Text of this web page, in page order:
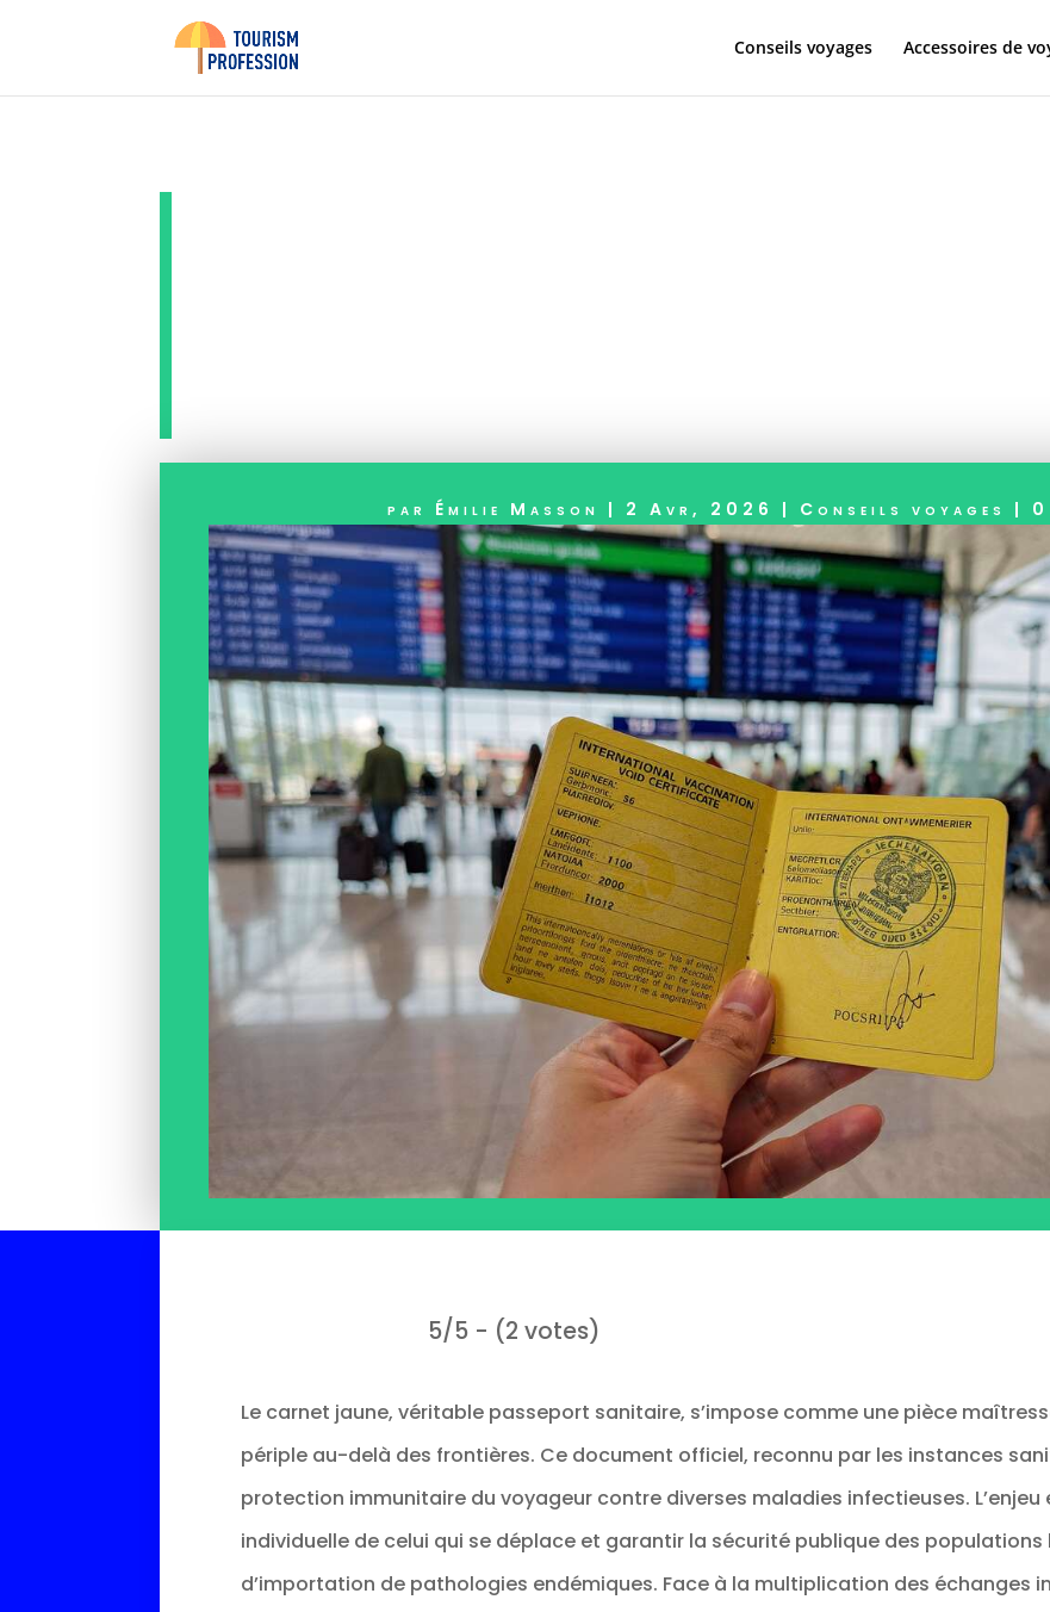
Conseils voyages Accessoires de
par Émilie Masson | 2 Avr, 2026 | Conseils voyages |
5/5 - (2 votes)
Le carnet jaune, véritable passeport sanitaire, s’impose comme une pièce
périple au-delà des frontières. Ce document officiel, reconnu par les instances
protection immunitaire du voyageur contre diverses maladies infectieuses.
individuelle de celui qui se déplace et garantir la sécurité publique des
d’importation de pathologies endémiques. Face à la multiplication des échanges